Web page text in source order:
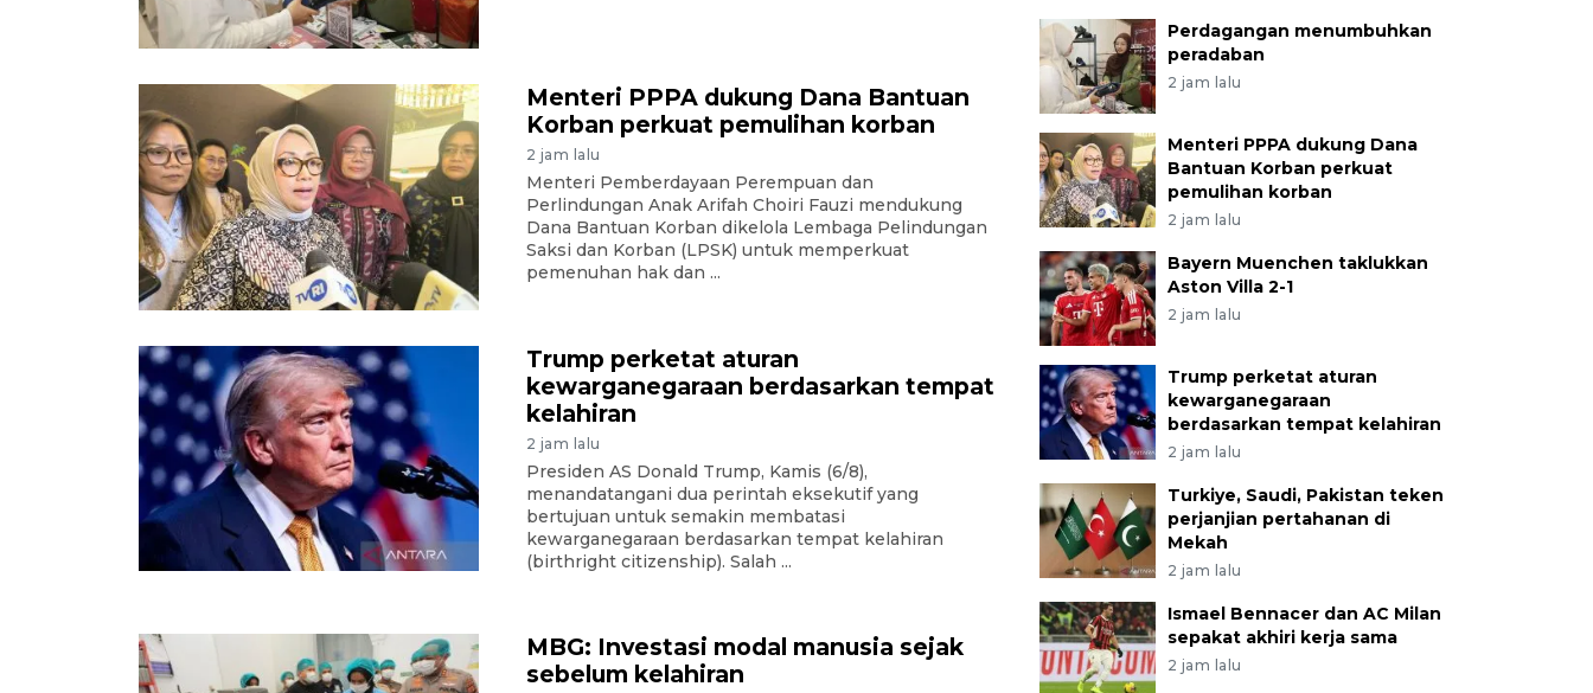
Menteri PPPA dukung Dana Bantuan
Korban perkuat pemulihan korban
2 jam lalu
Menteri Pemberdayaan Perempuan dan
Perlindungan Anak Arifah Choiri Fauzi mendukung
Dana Bantuan Korban dikelola Lembaga Pelindungan
Saksi dan Korban (LPSK) untuk memperkuat
pemenuhan hak dan ...
Trump perketat aturan
kewarganegaraan berdasarkan tempat
kelahiran
2 jam lalu
Presiden AS Donald Trump, Kamis (6/8),
menandatangani dua perintah eksekutif yang
bertujuan untuk semakin membatasi
kewarganegaraan berdasarkan tempat kelahiran
(birthright citizenship). Salah ...
MBG: Investasi modal manusia sejak
sebelum kelahiran
Perdagangan menumbuhkan
peradaban
2 jam lalu
Menteri PPPA dukung Dana
Bantuan Korban perkuat
pemulihan korban
2 jam lalu
Bayern Muenchen taklukkan
Aston Villa 2-1
2 jam lalu
Trump perketat aturan
kewarganegaraan
berdasarkan tempat kelahiran
2 jam lalu
Turkiye, Saudi, Pakistan teken
perjanjian pertahanan di
Mekah
2 jam lalu
Ismael Bennacer dan AC Milan
sepakat akhiri kerja sama
2 jam lalu